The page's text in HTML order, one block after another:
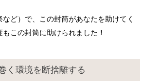
ど）で、この封筒があなたを助けてく
この封筒に助けられました！
く環境を断捨離する